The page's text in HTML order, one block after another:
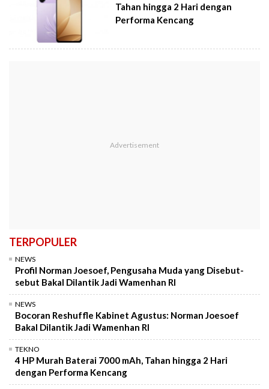
Tahan hingga 2 Hari dengan
Performa Kencang
TERPOPULER
NEWS
Profil Norman Joesoef, Pengusaha Muda yang Disebut-
sebut Bakal Dilantik Jadi Wamenhan RI
NEWS
Bocoran Reshuffle Kabinet Agustus: Norman Joesoef
Bakal Dilantik Jadi Wamenhan RI
TEKNO
4 HP Murah Baterai 7000 mAh, Tahan hingga 2 Hari
dengan Performa Kencang